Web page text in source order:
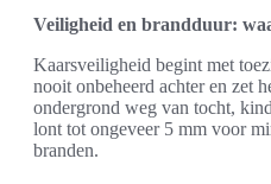
Veiligheid en brandduur:
Kaarsveiligheid begint met
nooit onbeheerd achter en zet
ondergrond weg van tocht,
lont tot ongeveer 5 mm voor
branden.